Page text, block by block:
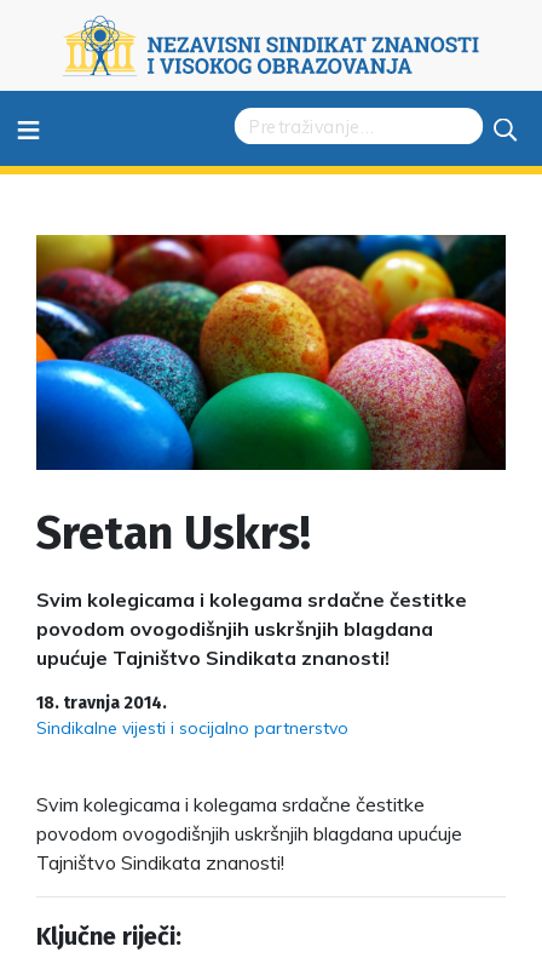
≡
Sretan Uskrs!
Svim kolegicama i kolegama srdačne čestitke
povodom ovogodišnjih uskršnjih blagdana
upućuje Tajništvo Sindikata znanosti!
18. travnja 2014.
Sindikalne vijesti i socijalno partnerstvo
Svim kolegicama i kolegama srdačne čestitke
povodom ovogodišnjih uskršnjih blagdana upućuje
Tajništvo Sindikata znanosti!
Ključne riječi: